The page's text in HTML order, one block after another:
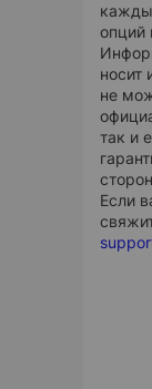
опций
носит
не
так и
Если